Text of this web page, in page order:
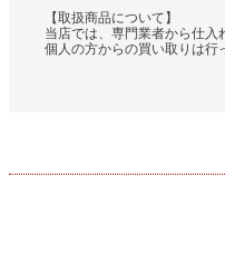
【取扱商品について】
当店では、専門業者から仕入
個人の方からの買い取りは行